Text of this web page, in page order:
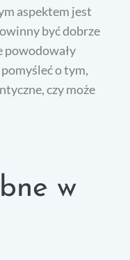
aspektem jest
być dobrze
powodowały
o tym,
czy może
w